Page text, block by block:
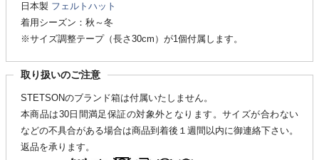
日本製 フェルトハット
着用シーズン：秋～冬
※サイズ調整テープ（長さ30cm）が1個付属します。
取り扱いのご注意
STETSONのブランド箱は付属いたしません。
本商品は30日間満足保証の対象外となります。サイズが合わない
などの不具合がある場合は商品到着後１週間以内に御連絡下さい。
返品を承ります。